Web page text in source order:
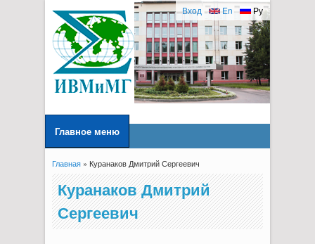
Ру
En
Вход
Главное меню
Вы здесь
Главная» Куранаков Дмитрий Сергеевич
Куранаков Дмитрий
Сергеевич